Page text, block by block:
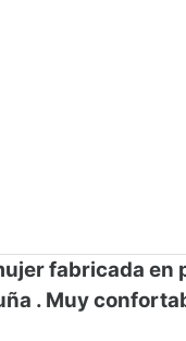
fabricada
. Muy